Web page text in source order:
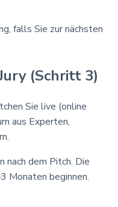
falls Sie zur nächsten
(Schritt 3)
Sie live (online
aus Experten,
nach dem Pitch. Die
Monaten beginnen.